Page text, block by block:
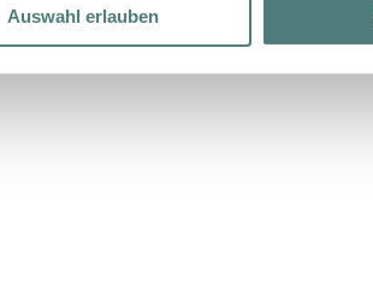
Auswahl erlauben